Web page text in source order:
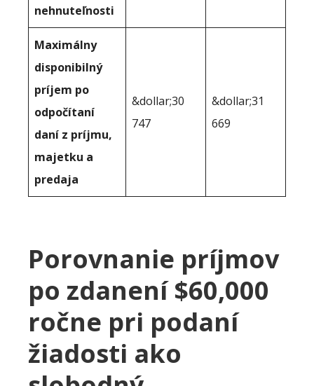
nehnuteľnosti
Maximálny
disponibilný
príjem po
odpočítaní
daní z príjmu,
majetku a
predaja
&dollar;30
747
&dollar;31
669
Porovnanie príjmov
po zdanení $60,000
ročne pri podaní
žiadosti ako